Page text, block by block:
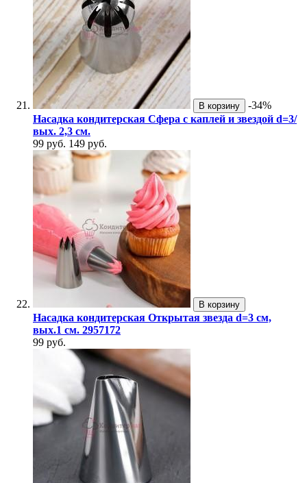
В корзину
-34%
Насадка кондитерская Сфера с каплей и звездой d=3/
вых. 2,3 см.
99 руб. 149 руб.
В корзину
Насадка кондитерская Открытая звезда d=3 см,
вых.1 см. 2957172
99 руб.